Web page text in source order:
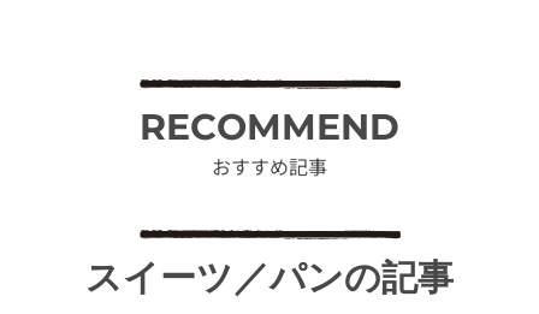
RECOMMEND
おすすめ記事
スイーツ／パンの記事